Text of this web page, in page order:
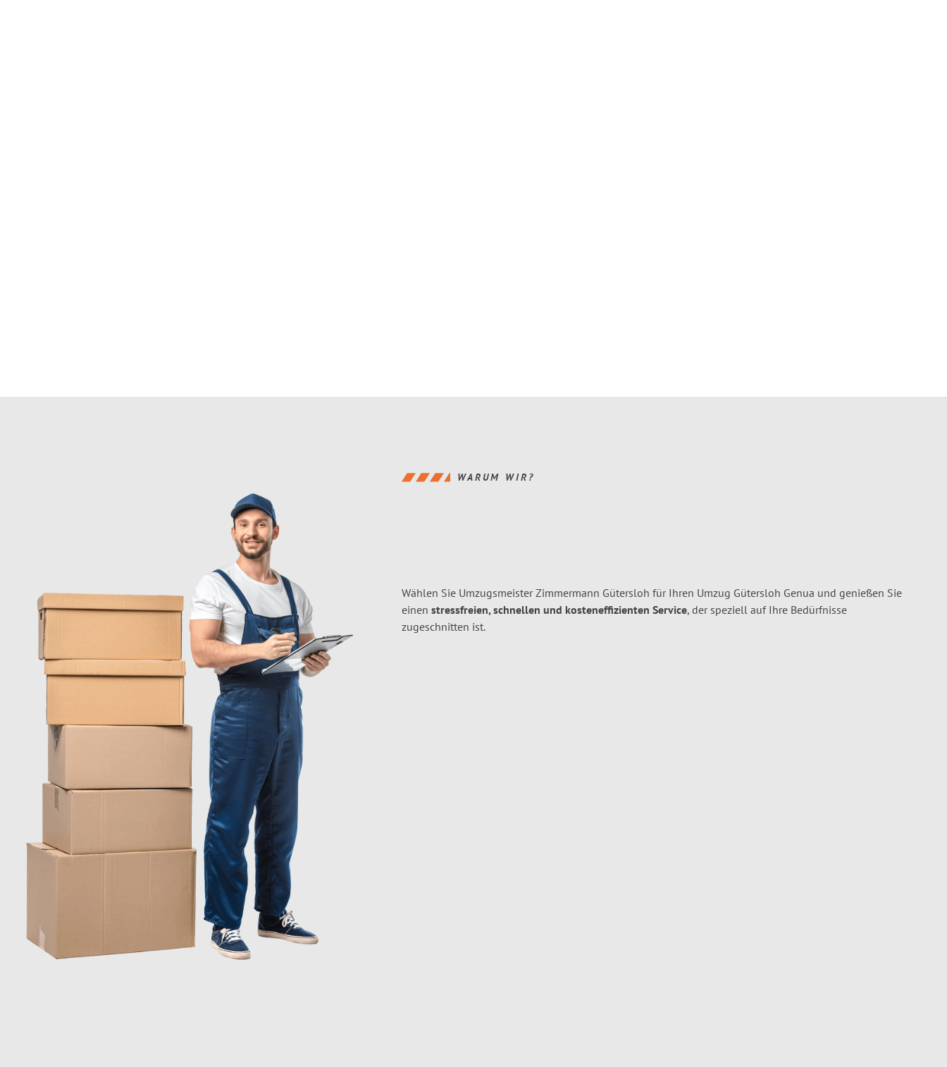
WARUM WIR?
Wählen Sie Umzugsmeister Zimmermann Gütersloh für Ihren Umzug Gütersloh Genua und genießen Sie
einen stressfreien, schnellen und kosteneffizienten Service, der speziell auf Ihre Bedürfnisse
zugeschnitten ist.